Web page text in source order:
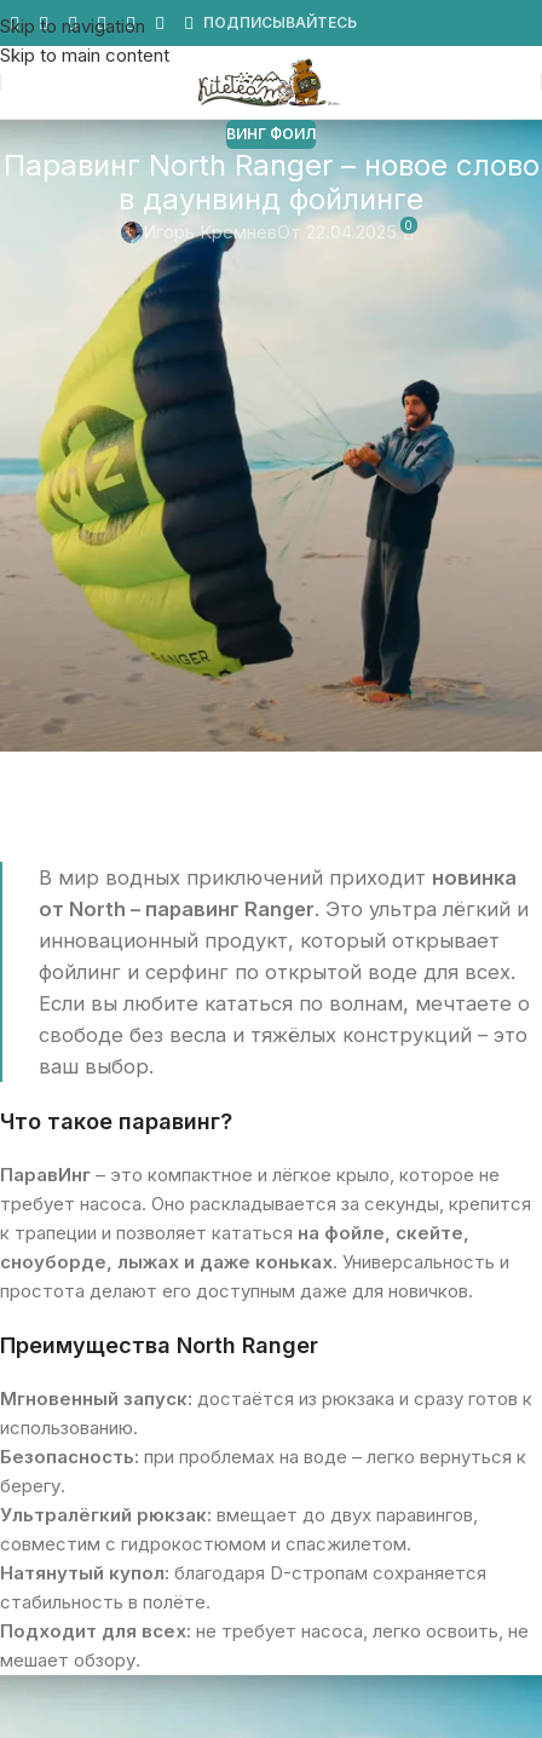
Skip to navigation
Skip to main content
ПОДПИСЫВАЙТЕСЬ
ВИНГ ФОИЛ
Паравинг North Ranger – новое слово
в даунвинд фойлинге
Игорь КремнёвОт 22.04.2025 0
В мир водных приключений приходит новинка
от North – паравинг Ranger. Это ультра лёгкий и
инновационный продукт, который открывает
фойлинг и серфинг по открытой воде для всех.
Если вы любите кататься по волнам, мечтаете о
свободе без весла и тяжёлых конструкций – это
ваш выбор.
Что такое паравинг?
ПаравИнг – это компактное и лёгкое крыло, которое не
требует насоса. Оно раскладывается за секунды, крепится
к трапеции и позволяет кататься на фойле, скейте,
сноуборде, лыжах и даже коньках. Универсальность и
простота делают его доступным даже для новичков.
Преимущества North Ranger
Мгновенный запуск: достаётся из рюкзака и сразу готов к
использованию.
Безопасность: при проблемах на воде – легко вернуться к
берегу.
Ультралёгкий рюкзак: вмещает до двух паравингов,
совместим с гидрокостюмом и спасжилетом.
Натянутый купол: благодаря D-стропам сохраняется
стабильность в полёте.
Подходит для всех: не требует насоса, легко освоить, не
мешает обзору.